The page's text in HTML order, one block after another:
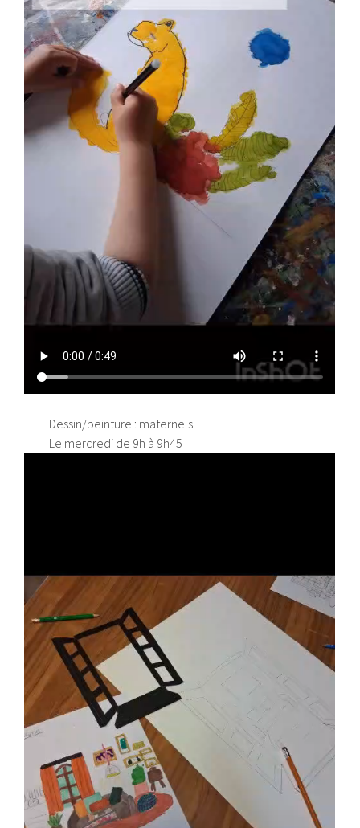
Dessin/peinture : maternels
Le mercredi de 9h à 9h45